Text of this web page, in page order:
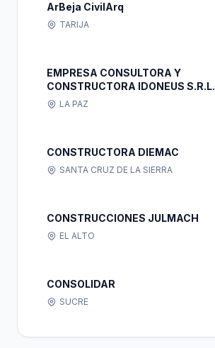
ArBeja CivilArq
TARIJA
EMPRESA CONSULTORA Y
CONSTRUCTORA IDONEUS S.R.L.
LA PAZ
CONSTRUCTORA DIEMAC
SANTA CRUZ DE LA SIERRA
CONSTRUCCIONES JULMACH
EL ALTO
CONSOLIDAR
SUCRE